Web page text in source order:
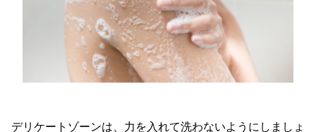
デリケートゾーンは、力を入れて洗わないようにしましょ